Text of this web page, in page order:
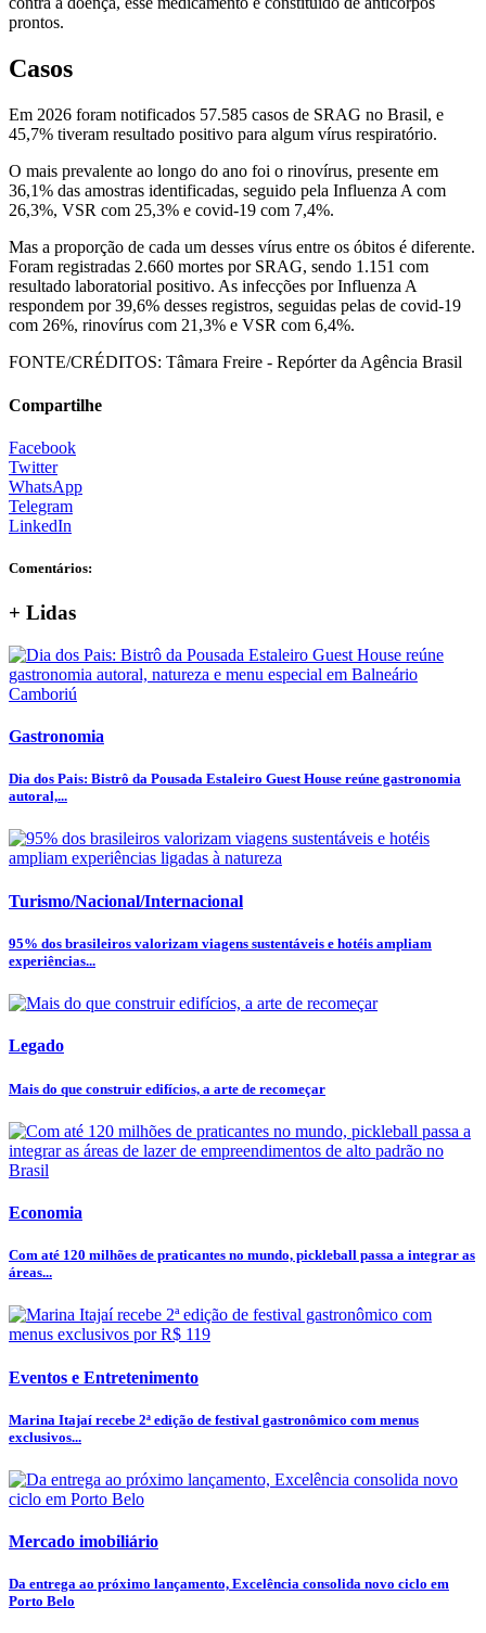
prontos.
Casos
Em 2026 foram notificados 57.585 casos de SRAG no Brasil, e
45,7% tiveram resultado positivo para algum vírus respiratório.
O mais prevalente ao longo do ano foi o rinovírus, presente em
36,1% das amostras identificadas, seguido pela Influenza A com
26,3%, VSR com 25,3% e covid-19 com 7,4%.
Mas a proporção de cada um desses vírus entre os óbitos é diferente.
Foram registradas 2.660 mortes por SRAG, sendo 1.151 com
resultado laboratorial positivo. As infecções por Influenza A
respondem por 39,6% desses registros, seguidas pelas de covid-19
com 26%, rinovírus com 21,3% e VSR com 6,4%.
FONTE/CRÉDITOS: Tâmara Freire - Repórter da Agência Brasil
Compartilhe
Facebook
Twitter
WhatsApp
Telegram
LinkedIn
Comentários:
+ Lidas
Gastronomia
Dia dos Pais: Bistrô da Pousada Estaleiro Guest House reúne gastronomia
autoral,...
Turismo/Nacional/Internacional
95% dos brasileiros valorizam viagens sustentáveis e hotéis ampliam
experiências...
Legado
Mais do que construir edifícios, a arte de recomeçar
Economia
Com até 120 milhões de praticantes no mundo, pickleball passa a integrar as
áreas...
Eventos e Entretenimento
Marina Itajaí recebe 2ª edição de festival gastronômico com menus
exclusivos...
Mercado imobiliário
Da entrega ao próximo lançamento, Excelência consolida novo ciclo em
Porto Belo